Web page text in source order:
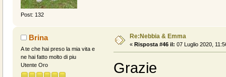
Post: 132
Brina
A te che hai preso la mia vita e
ne hai fatto molto di piu
Utente Oro
Re:Nebbia & Emma
« Risposta #46 il: 07 Luglio 2020,
Grazie